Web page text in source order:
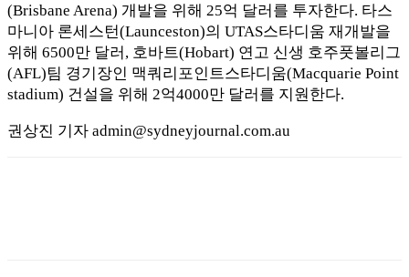
(Brisbane Arena) 개발을 위해 25억 달러를 투자한다. 타스
마니아 론세스턴(Launceston)의 UTAS스타디움 재개발을
위해 6500만 달러, 호바트(Hobart) 연고 신생 호주풋볼리그
(AFL)팀 경기장인 맥쿼리포인트스타디움(Macquarie Point
stadium) 건설을 위해 2억4000만 달러를 지원한다.
권상진 기자 admin@sydneyjournal.com.au